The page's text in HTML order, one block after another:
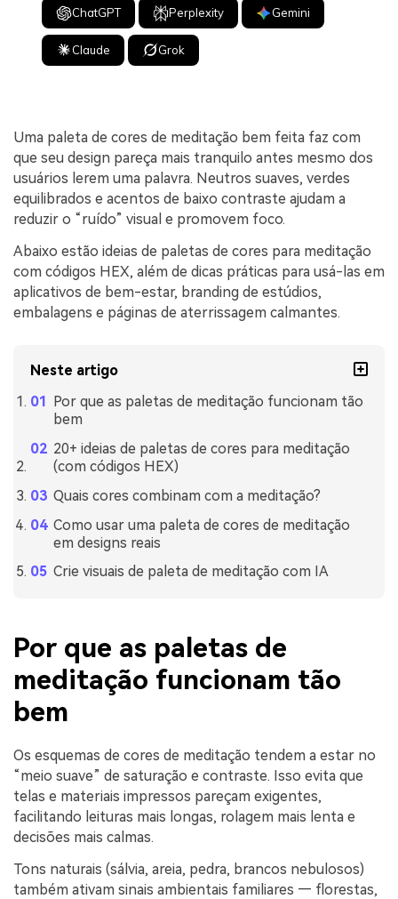
ChatGPT Perplexity Gemini
Claude Grok
Uma paleta de cores de meditação bem feita faz com
que seu design pareça mais tranquilo antes mesmo dos
usuários lerem uma palavra. Neutros suaves, verdes
equilibrados e acentos de baixo contraste ajudam a
reduzir o “ruído” visual e promovem foco.
Abaixo estão ideias de paletas de cores para meditação
com códigos HEX, além de dicas práticas para usá-las em
aplicativos de bem-estar, branding de estúdios,
embalagens e páginas de aterrissagem calmantes.
Neste artigo
Por que as paletas de meditação funcionam tão
bem
20+ ideias de paletas de cores para meditação
(com códigos HEX)
Quais cores combinam com a meditação?
Como usar uma paleta de cores de meditação
em designs reais
Crie visuais de paleta de meditação com IA
Por que as paletas de
meditação funcionam tão
bem
Os esquemas de cores de meditação tendem a estar no
“meio suave” de saturação e contraste. Isso evita que
telas e materiais impressos pareçam exigentes,
facilitando leituras mais longas, rolagem mais lenta e
decisões mais calmas.
Tons naturais (sálvia, areia, pedra, brancos nebulosos)
também ativam sinais ambientais familiares — florestas,